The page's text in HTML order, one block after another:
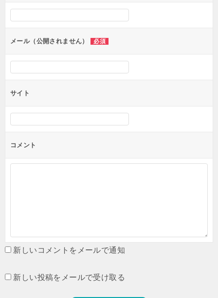
シ
ンメール（公開されません） 必須
サイト
コメント
新しいコメントをメールで通知
新しい投稿をメールで受け取る